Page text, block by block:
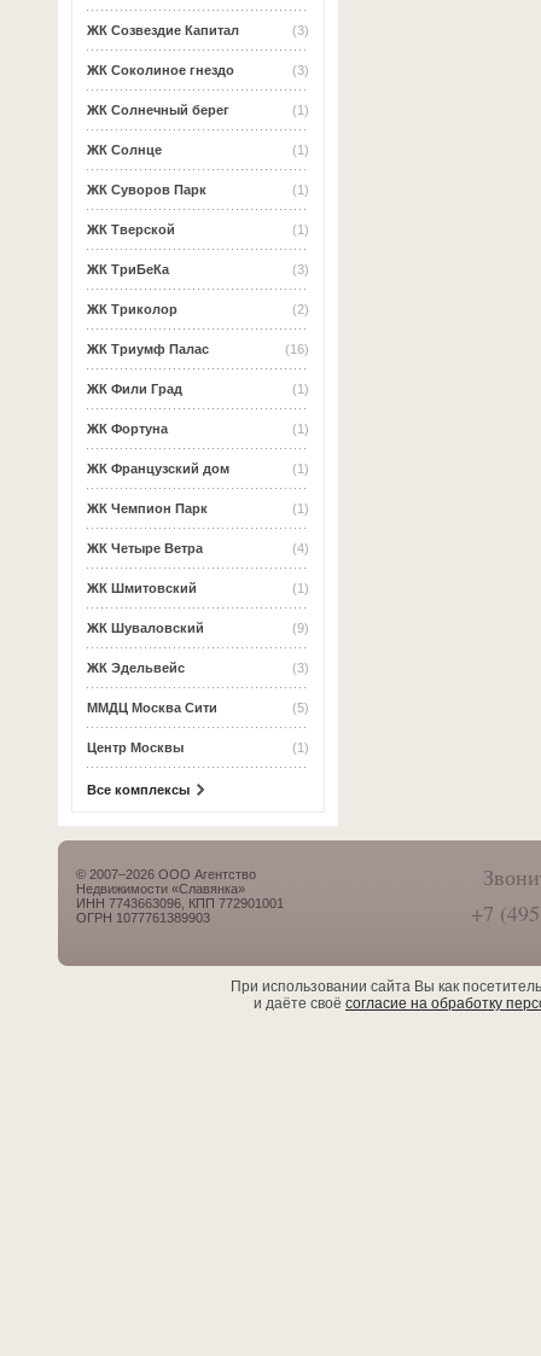
(3)
ЖК Созвездие Капитал
(3)
ЖК Соколиное гнездо
(1)
ЖК Солнечный берег
(1)
ЖК Солнце
(1)
ЖК Суворов Парк
(1)
ЖК Тверской
(3)
ЖК ТриБеКа
(2)
ЖК Триколор
(16)
ЖК Триумф Палас
(1)
ЖК Фили Град
(1)
ЖК Фортуна
(1)
ЖК Французский дом
(1)
ЖК Чемпион Парк
(4)
ЖК Четыре Ветра
(1)
ЖК Шмитовский
(9)
ЖК Шуваловский
(3)
ЖК Эдельвейс
(5)
ММДЦ Москва Сити
(1)
Центр Москвы
Все комплексы
© 2007–2026 ООО Агентство
Недвижимости «Славянка»
ИНН 7743663096, КПП 772901001
ОГРН 1077761389903
+7
При использовании сайта Вы как
и даёте своё согласие на обработку